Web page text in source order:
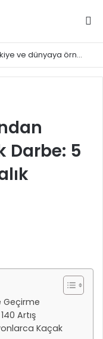
Bakan Kurum: İzmit Körfezi’nde Türkiye ve dünyaya örnek olacak proje yürütüyoruz
Darbe: 5
Geçirme
Artış
Kaçak